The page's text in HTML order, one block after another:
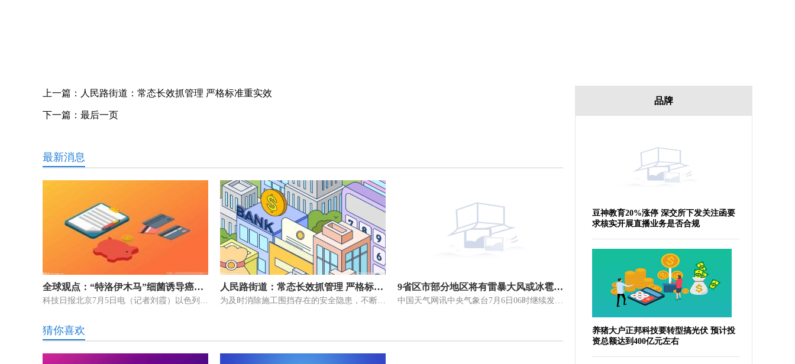
上一篇： 人民路街道：常态长效抓管理 严格标准重实效
下一篇： 最后一页
最新消息
全球观点：“特洛伊木马”细菌诱导癌细胞自毁 人民路街道：常态长效抓管理 严格标准重实效 9省区市部分地区将有雷暴大风或冰雹 涉及河南南部_当前通讯
猜你喜欢
品牌
豆神教育20%涨停 深交所下发关注函要
求核实开展直播业务是否合规
养猪大户正邦科技要转型搞光伏 预计投
资总额达到400亿元左右